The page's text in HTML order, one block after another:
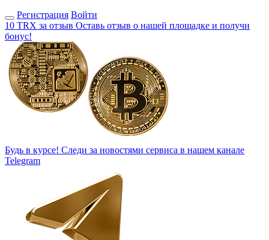
Регистрация Войти
10 TRX за отзыв Оставь отзыв о нашей площадке и получи
бонус!
Будь в курсе! Следи за новостями сервиса в нашем канале
Telegram